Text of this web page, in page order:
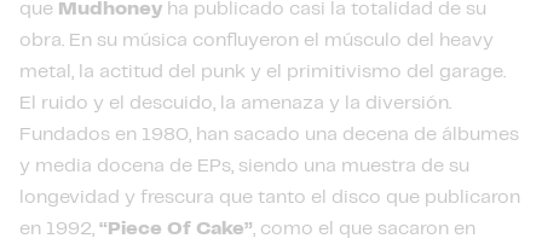
que Mudhoney ha publicado casi la totalidad de su
obra. En su música confluyeron el músculo del heavy
metal, la actitud del punk y el primitivismo del garage.
El ruido y el descuido, la amenaza y la diversión.
Fundados en 1980, han sacado una decena de álbumes
y media docena de EPs, siendo una muestra de su
longevidad y frescura que tanto el disco que publicaron
en 1992, “Piece Of Cake”, como el que sacaron en